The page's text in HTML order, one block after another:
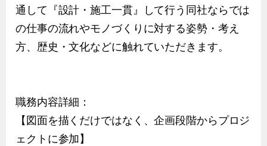
通して『設計・施工一貫』して行う同社ならでは
の仕事の流れやモノづくりに対する姿勢・考え
方、歴史・文化などに触れていただきます。
職務内容詳細：
【図面を描くだけではなく、企画段階からプロジ
ェクトに参加】